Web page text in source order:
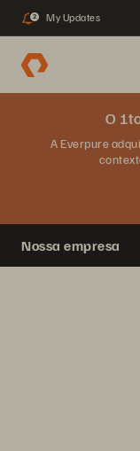
2 My Updates
O
A Everpure
Nossa empresa